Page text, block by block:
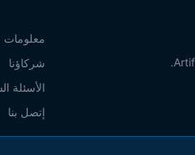
معلومات
شركاؤنا
الأسئلة
إتصل بنا